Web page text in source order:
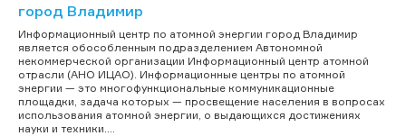
город Владимир
Информационный центр по атомной энергии город Владимир
является обособленным подразделением Автономной
некоммерческой организации Информационный центр атомной
отрасли (АНО ИЦАО). Информационные центры по атомной
энергии — это многофункциональные коммуникационные
площадки, задача которых — просвещение населения в вопросах
использования атомной энергии, о выдающихся достижениях
науки и техники....